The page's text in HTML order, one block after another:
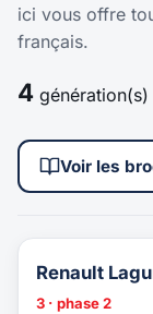
ici vous offre
français.
4 génération(s)
Voir les
Renault
3 · phase 2